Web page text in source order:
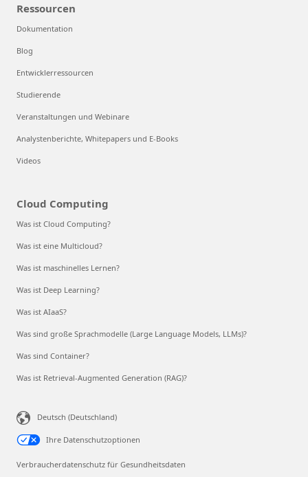
Ressourcen
Dokumentation
Blog
Entwicklerressourcen
Studierende
Veranstaltungen und Webinare
Analystenberichte, Whitepapers und E-Books
Videos
Cloud Computing
Was ist Cloud Computing?
Was ist eine Multicloud?
Was ist maschinelles Lernen?
Was ist Deep Learning?
Was ist AIaaS?
Was sind große Sprachmodelle (Large Language Models, LLMs)?
Was sind Container?
Was ist Retrieval-Augmented Generation (RAG)?
Deutsch (Deutschland)
Ihre Datenschutzoptionen
Verbraucherdatenschutz für Gesundheitsdaten